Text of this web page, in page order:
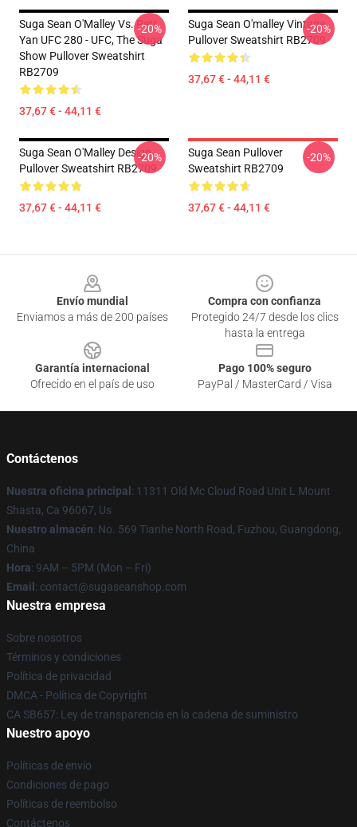
Suga Sean O'Malley Vs. Petr
Yan UFC 280 - UFC, The Suga
Show Pullover Sweatshirt
RB2709
37,67 € - 44,11 €
-20%
Suga Sean O'malley Vintage
Pullover Sweatshirt RB2709
37,67 € - 44,11 €
-20%
Suga Sean O'Malley Design
Pullover Sweatshirt RB2709
37,67 € - 44,11 €
-20%
Suga Sean Pullover
Sweatshirt RB2709
37,67 € - 44,11 €
-20%
Envío mundial
Enviamos a más de 200 países
Compra con confianza
Protegido 24/7 desde los clics
hasta la entrega
Garantía internacional
Ofrecido en el país de uso
Pago 100% seguro
PayPal / MasterCard / Visa
Contáctenos
Nuestra oficina principal : 11311 Old Mc Cloud Road Unit L Mount
Shasta, Ca 96067, Us
Nuestro almacén: No. 569 Tianhe North Road, Fuzhou, Guangdong,
China
Hora: 9AM – 5PM (Mon – Fri)
Email : contact@sugaseanshop.com
Nuestra empresa
Sobre nosotros
Términos y condiciones
Política de privacidad
DMCA - Política de Copyright
CA SB657: Ley de transparencia en la cadena de suministro
Nuestro apoyo
Políticas de envío
Condiciones de pago
Políticas de reembolso
Contáctenos